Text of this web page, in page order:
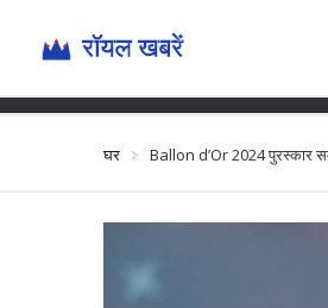
Ballon
घर Ballon d’Or 2024 पुरस्कार